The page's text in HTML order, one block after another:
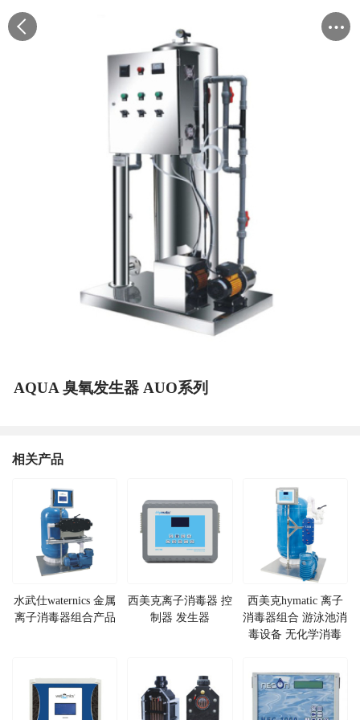
AQUA 臭氧发生器 AUO系列
相关产品
水武仕waternics 金属
离子消毒器组合产品
西美克离子消毒器 控
制器 发生器
西美克hymatic 离子
消毒器组合 游泳池消
毒设备 无化学消毒